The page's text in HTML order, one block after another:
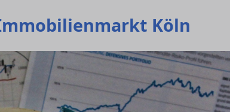
Köln